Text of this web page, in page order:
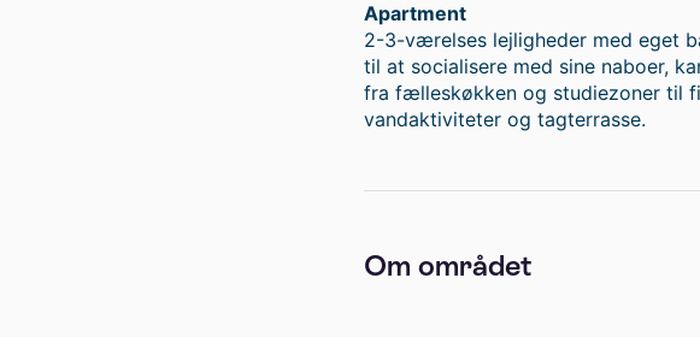
Apartment
2-3-værelses lejligheder med eget
til at socialisere med sine naboer,
fra fælleskøkken og studiezoner til
vandaktiviteter og tagterrasse.
Om området